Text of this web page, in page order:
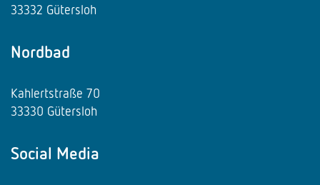
33332 Gütersloh
Nordbad
Kahlertstraße 70
33330 Gütersloh
Social Media